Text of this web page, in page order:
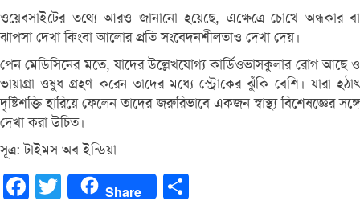
ওয়েবসাইটের তথ্যে আরও জানানো হয়েছে, এক্ষেত্রে চোখে অন্ধকার বা
ঝাপসা দেখা কিংবা আলোর প্রতি সংবেদনশীলতাও দেখা দেয়।
পেন মেডিসিনের মতে, যাদের উল্লেখযোগ্য কার্ডিওভাসকুলার রোগ আছে ও
ভায়াগ্রা ওষুধ গ্রহণ করেন তাদের মধ্যে স্ট্রোকের ঝুঁকি বেশি। যারা হঠাৎ
দৃষ্টিশক্তি হারিয়ে ফেলেন তাদের জরুরিভাবে একজন স্বাস্থ্য বিশেষজ্ঞের সঙ্গে
দেখা করা উচিত।
সূত্র: টাইমস অব ইন্ডিয়া
FacebookTwitter Share